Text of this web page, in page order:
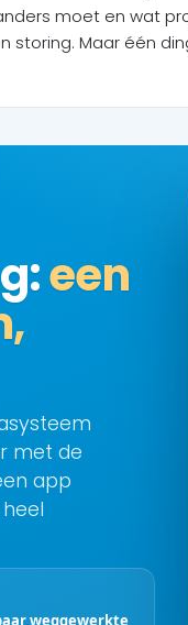
moet en wat
storing. Maar één
een
met de
app
weggewerkte